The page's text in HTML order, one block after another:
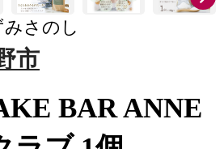
さのし
市
BAR ANNE